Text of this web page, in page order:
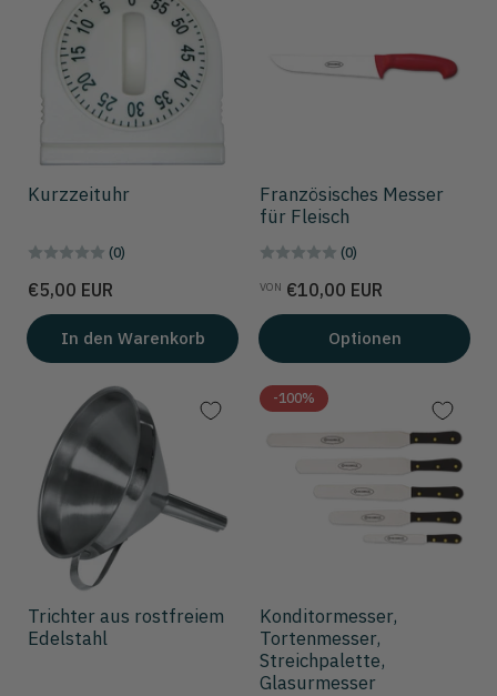
Kurzzeituhr
(0)
Preis
€5,00 EUR
In den Warenkorb
Französisches Messer
für Fleisch
(0)
Preis
VON €10,00 EUR
Optionen
Trichter aus rostfreiem
Edelstahl
-100%
Konditormesser,
Tortenmesser,
Streichpalette,
Glasurmesser